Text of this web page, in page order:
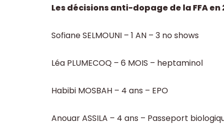
Les décisions anti-dopage de la FFA en
Sofiane SELMOUNI – 1 AN – 3 no shows
Léa PLUMECOQ – 6 MOIS – heptaminol
Habibi MOSBAH – 4 ans – EPO
Anouar ASSILA – 4 ans – Passeport